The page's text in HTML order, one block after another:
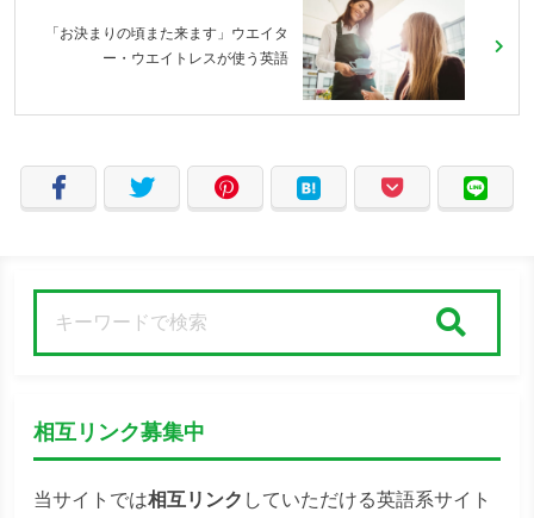
「お決まりの頃また来ます」ウエイタ
ー・ウエイトレスが使う英語
相互リンク募集中
当サイトでは相互リンク していただける英語系サイト